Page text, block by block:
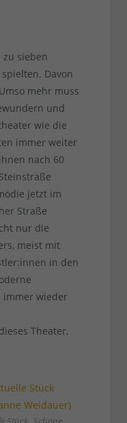
zu sieben
Davon
mehr muss
und
wie die
immer weiter
nach 60
jetzt im
Straße
nur die
meist mit
in den
immer wieder
Theater,